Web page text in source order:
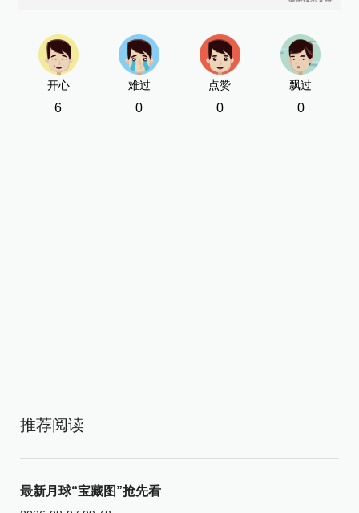
开心
6
难过
0
点赞
0
飘过
0
推荐阅读
最新月球“宝藏图”抢先看